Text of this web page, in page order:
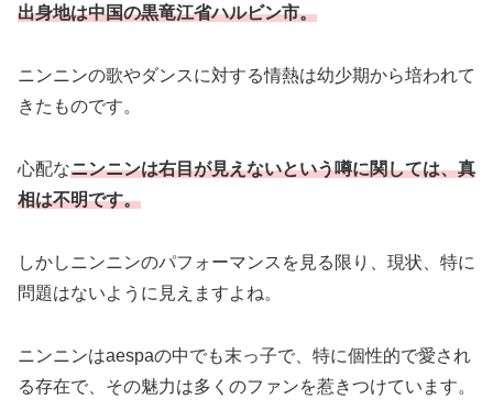
出身地は中国の黒竜江省ハルビン市。
ニンニンの歌やダンスに対する情熱は幼少期から培われて
きたものです。
心配なニンニンは右目が見えないという噂に関しては、真
相は不明です。
しかしニンニンのパフォーマンスを見る限り、現状、特に
問題はないように見えますよね。
ニンニンはaespaの中でも末っ子で、特に個性的で愛され
る存在で、その魅力は多くのファンを惹きつけています。